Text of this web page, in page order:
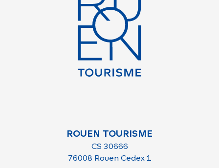
ROUEN TOURISME
CS 30666
76008 Rouen Cedex 1